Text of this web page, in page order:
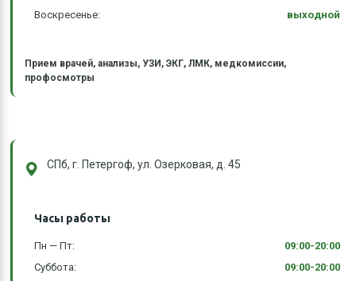
Воскресенье:
выходной
Прием врачей, анализы, УЗИ, ЭКГ, ЛМК, медкомиссии,
профосмотры
СПб, г. Петергоф, ул. Озерковая, д. 45
Часы работы
Пн — Пт:
09:00-20:00
Суббота:
09:00-20:00